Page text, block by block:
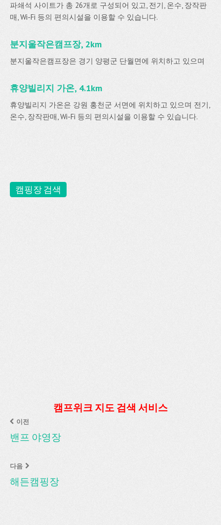
파쇄석 사이트가 총 26개로 구성되어 있고, 전기, 온수, 장작판
매, Wi-Fi 등의 편의시설을 이용할 수 있습니다.
분지울작은캠프장, 2km
분지울작은캠프장은 경기 양평군 단월면에 위치하고 있으며
휴양빌리지 가온, 4.1km
휴양빌리지 가온은 강원 홍천군 서면에 위치하고 있으며 전기,
온수, 장작판매, Wi-Fi 등의 편의시설을 이용할 수 있습니다.
캠핑장 검색
캠프위크 지도 검색 서비스
이전
밴프 야영장
다음
해든캠핑장